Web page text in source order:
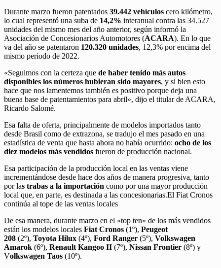
Durante marzo fueron patentados 39.442 vehículos cero kilómetro,
lo cual representó una suba de 14,2% interanual contra las 34.527
unidades del mismo mes del año anterior, según informó la
Asociación de Concesionarios Automotores (ACARA). En lo que
va del año se patentaron 120.320 unidades, 12,3% por encima del
mismo período de 2022.
«Seguimos con la certeza que de haber tenido más autos
disponibles los números hubieran sido mayores, y si bien esto
hace que nos lamentemos también es positivo porque deja una
buena base de patentamientos para abril», dijo el titular de ACARA,
Ricardo Salomé.
Esa falta de oferta, principalmente de modelos importados tanto
desde Brasil como de extrazona, se tradujo el mes pasado en una
estadística de venta que hasta ahora no había ocurrido: ocho de los
diez modelos más vendidos fueron de producción nacional.
Esa participación de la producción local en las ventas viene
incrementándose desde hace dos años de manera progresiva, tanto
por las trabas a la importación como por una mayor producción
local que, en parte, es destinada a las concesionarias.El Fiat Cronos
continúa al tope de las ventas locales
De esa manera, durante marzo en el «top ten» de los más vendidos
están los modelos locales Fiat Cronos (1º), Peugeot
208 (2º), Toyota Hilux (4º), Ford Ranger (5º), Volkswagen
Amarok (6º), Renault Kangoo II (7º), Nissan Frontier (8º) y
Volkswagen Taos (10º).